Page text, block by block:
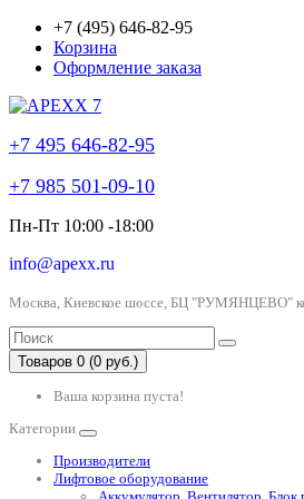
+7 (495) 646-82-95
Корзина
Оформление заказа
+7 495 646-82-95
+7 985 501-09-10
Пн-Пт 10:00 -18:00
info@apexx.ru
Москва, Киевское шоссе, БЦ "РУМЯНЦЕВО"
Товаров 0 (0 руб.)
Ваша корзина пуста!
Категории
Производители
Лифтовое оборудование